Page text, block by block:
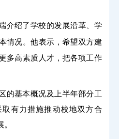
介绍了学校的发展沿革、学
情况。他表示，希望双方建
多高素质人才，把各项工作
的基本概况及上半年部分工
有力措施推动校地双方合